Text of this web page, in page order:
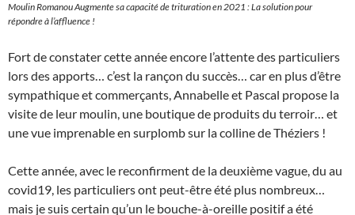
Moulin Romanou Augmente sa capacité de trituration en 2021 : La solution pour
répondre à l’affluence !
Fort de constater cette année encore l’attente des particuliers
lors des apports… c’est la rançon du succès… car en plus d’être
sympathique et commerçants, Annabelle et Pascal propose la
visite de leur moulin, une boutique de produits du terroir… et
une vue imprenable en surplomb sur la colline de Théziers !
Cette année, avec le reconfirment de la deuxième vague, du au
covid19, les particuliers ont peut-être été plus nombreux…
mais je suis certain qu’un le bouche-à-oreille positif a été